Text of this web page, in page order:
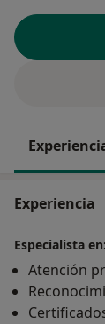
Experiencia
Especialista en:
Atención